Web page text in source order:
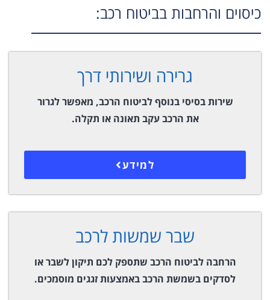
כיסוים והרחבות בביטוח רכב:
גרירה ושירותי דרך
שירות בסיסי בנוסף לביטוח הרכב, מאפשר לגרור
את הרכב עקב תאונה או תקלה.
למידע
שבר שמשות לרכב
הרחבה לביטוח הרכב שתספק לכם תיקון לשבר או
לסדקים בשמשת הרכב באמצעות זגגים מוסמכים.